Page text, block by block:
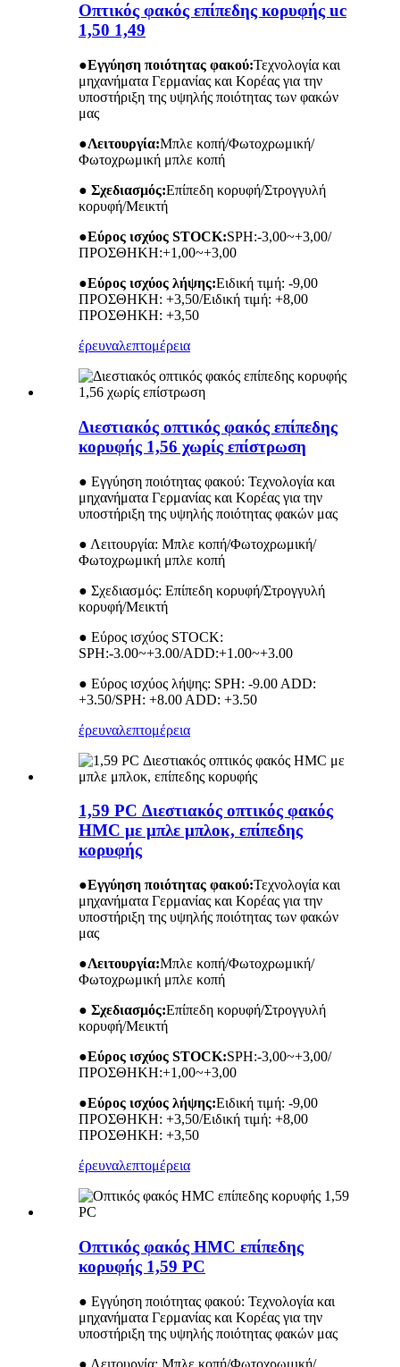
Οπτικός φακός επίπεδης κορυφής uc
1,50 1,49
●Εγγύηση ποιότητας φακού:Τεχνολογία και
μηχανήματα Γερμανίας και Κορέας για την
υποστήριξη της υψηλής ποιότητας των φακών
μας
●Λειτουργία:Μπλε κοπή/Φωτοχρωμική/
Φωτοχρωμική μπλε κοπή
● Σχεδιασμός:Επίπεδη κορυφή/Στρογγυλή
κορυφή/Μεικτή
●Εύρος ισχύος STOCK:SPH:-3,00~+3,00/
ΠΡΟΣΘΗΚΗ:+1,00~+3,00
●Εύρος ισχύος λήψης:Ειδική τιμή: -9,00
ΠΡΟΣΘΗΚΗ: +3,50/Ειδική τιμή: +8,00
ΠΡΟΣΘΗΚΗ: +3,50
έρευναλεπτομέρεια
Διεστιακός οπτικός φακός επίπεδης
κορυφής 1,56 χωρίς επίστρωση
● Εγγύηση ποιότητας φακού: Τεχνολογία και
μηχανήματα Γερμανίας και Κορέας για την
υποστήριξη της υψηλής ποιότητας φακών μας
● Λειτουργία: Μπλε κοπή/Φωτοχρωμική/
Φωτοχρωμική μπλε κοπή
● Σχεδιασμός: Επίπεδη κορυφή/Στρογγυλή
κορυφή/Μεικτή
● Εύρος ισχύος STOCK:
SPH:-3.00~+3.00/ADD:+1.00~+3.00
● Εύρος ισχύος λήψης: SPH: -9.00 ADD:
+3.50/SPH: +8.00 ADD: +3.50
έρευναλεπτομέρεια
1,59 PC Διεστιακός οπτικός φακός
HMC με μπλε μπλοκ, επίπεδης
κορυφής
●Εγγύηση ποιότητας φακού:Τεχνολογία και
μηχανήματα Γερμανίας και Κορέας για την
υποστήριξη της υψηλής ποιότητας των φακών
μας
●Λειτουργία:Μπλε κοπή/Φωτοχρωμική/
Φωτοχρωμική μπλε κοπή
● Σχεδιασμός:Επίπεδη κορυφή/Στρογγυλή
κορυφή/Μεικτή
●Εύρος ισχύος STOCK:SPH:-3,00~+3,00/
ΠΡΟΣΘΗΚΗ:+1,00~+3,00
●Εύρος ισχύος λήψης:Ειδική τιμή: -9,00
ΠΡΟΣΘΗΚΗ: +3,50/Ειδική τιμή: +8,00
ΠΡΟΣΘΗΚΗ: +3,50
έρευναλεπτομέρεια
Οπτικός φακός HMC επίπεδης
κορυφής 1,59 PC
● Εγγύηση ποιότητας φακού: Τεχνολογία και
μηχανήματα Γερμανίας και Κορέας για την
υποστήριξη της υψηλής ποιότητας φακών μας
● Λειτουργία: Μπλε κοπή/Φωτοχρωμική/